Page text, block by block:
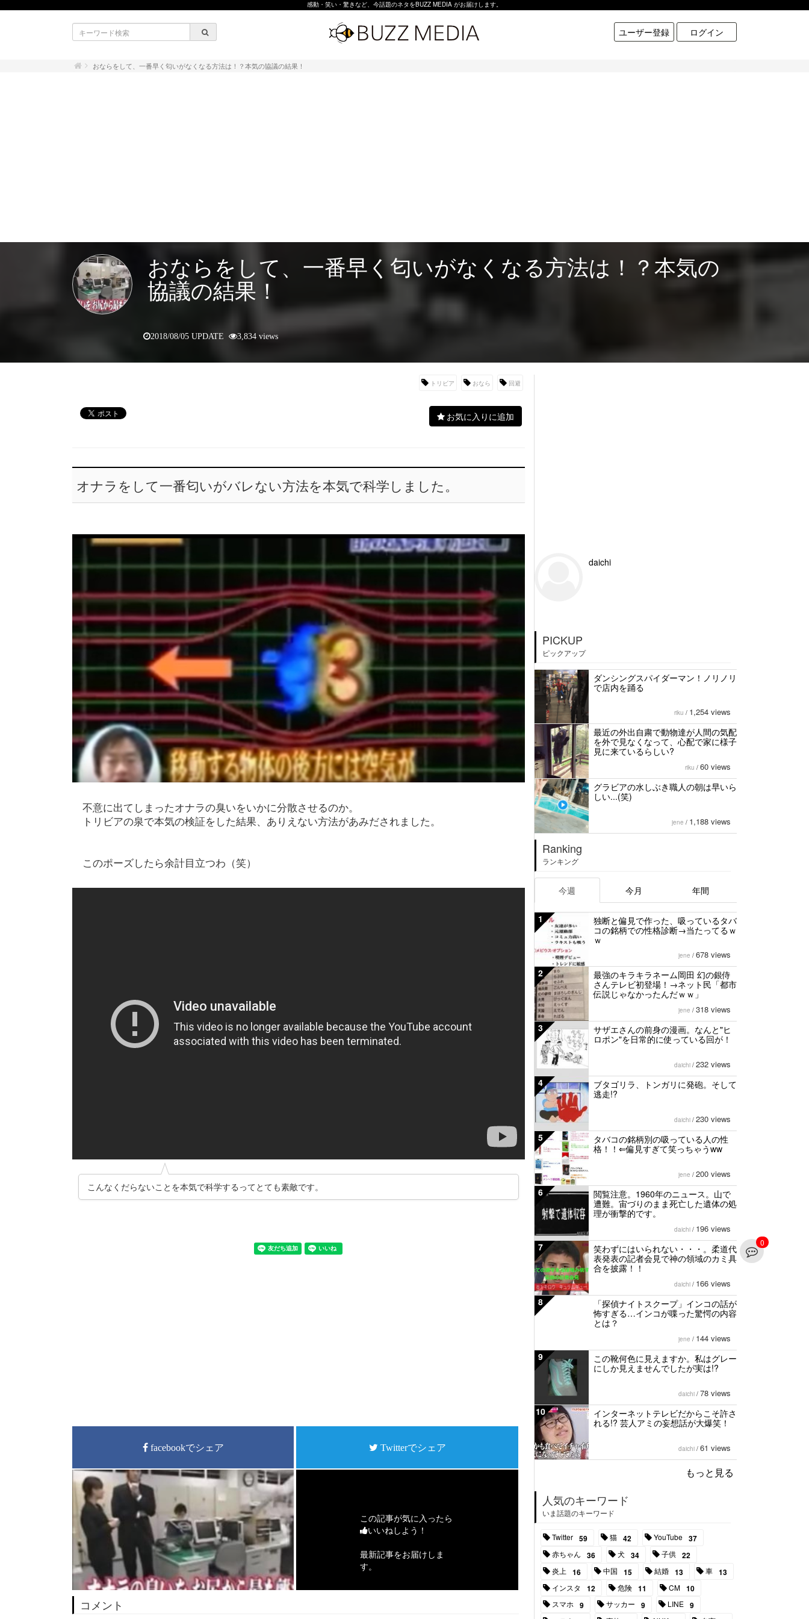
感動・笑い・驚きなど、今話題のネタをBUZZ MEDIA がお届けします。
ユーザー登録 ログイン
おならをして、一番早く匂いがなくなる方法は！？本気の協議の結果！
おならをして、一番早く匂いがなくなる方法は！？本気の
協議の結果！
2018/08/05 UPDATE 3,834 views
トリビア おなら 回避
お気に入りに追加
オナラをして一番匂いがバレない方法を本気で科学しました。
不意に出てしまったオナラの臭いをいかに分散させるのか。
トリビアの泉で本気の検証をした結果、ありえない方法があみだされました。
このポーズしたら余計目立つわ（笑）
こんなくだらないことを本気で科学するってとても素敵です。
facebookでシェア Twitterでシェア
この記事が気に入ったら
いいねしよう！
最新記事をお届けしま
す。
コメント
0
daichi
PICKUP
ピックアップ
ダンシングスパイダーマン！ノリノリ
で店内を踊る
riku / 1,254 views
最近の外出自粛で動物達が人間の気配
を外で見なくなって、心配で家に様子
見に来ているらしい?
riku / 60 views
グラビアの水しぶき職人の朝は早いら
しい...(笑)
jene / 1,188 views
Ranking
ランキング
今週 今月 年間
1
独断と偏見で作った、吸っているタバ
コの銘柄での性格診断→当たってるｗ
ｗ
jene / 678 views
2
最強のキラキラネーム岡田 幻の銀侍
さんテレビ初登場！→ネット民「都市
伝説じゃなかったんだｗｗ」
jene / 318 views
3
サザエさんの前身の漫画。なんと"ヒ
ロポン"を日常的に使っている回が！
daichi / 232 views
4
ブタゴリラ、トンガリに発砲。そして
逃走!?
daichi / 230 views
5
タバコの銘柄別の吸っている人の性
格！！⇐偏見すぎて笑っちゃうww
jene / 200 views
6
閲覧注意。1960年のニュース。山で
遭難。宙づりのまま死亡した遺体の処
理が衝撃的です。
daichi / 196 views
7
笑わずにはいられない・・・。柔道代
表発表の記者会見で神の領域のカミ具
合を披露！！
daichi / 166 views
8
「探偵ナイトスクープ」インコの話が
怖すぎる…インコが喋った驚愕の内容
とは？
jene / 144 views
9
この靴何色に見えますか。私はグレー
にしか見えませんでしたが実は!?
daichi / 78 views
10
インターネットテレビだからこそ許さ
れる!? 芸人アミの妄想話が大爆笑！
daichi / 61 views
もっと見る
人気のキーワード
いま話題のキーワード
Twitter 59 猫 42 YouTube 37
赤ちゃん 36 犬 34 子供 22
炎上 16 中国 15 結婚 13 車 13
インスタ 12 危険 11 CM 10
スマホ 9 サッカー 9 LINE 9